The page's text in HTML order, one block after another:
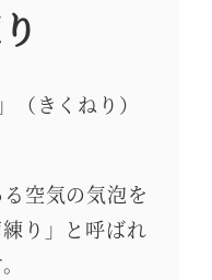
（きくねり）
空気の気泡を
り」と呼ばれ